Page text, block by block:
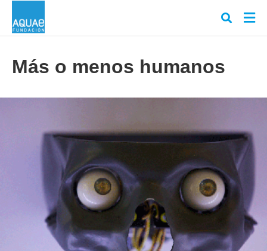
en
Más o menos humanos